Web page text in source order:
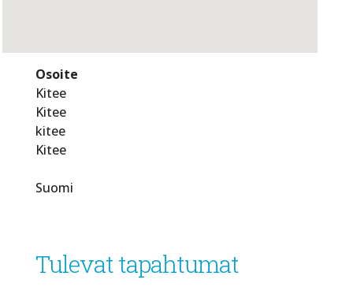
Osoite
Kitee
Kitee
kitee
Kitee
Suomi
Tulevat tapahtumat